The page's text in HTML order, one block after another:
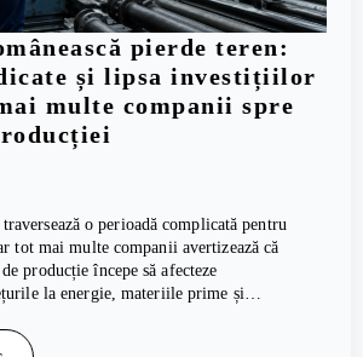
pierde teren:
și lipsa investițiilor
multe companii spre
o perioadă complicată pentru
tot mai multe companii avertizează că
producție începe să afecteze
la energie, materiile prime și…